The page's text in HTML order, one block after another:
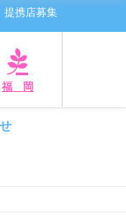
提携店募集
福 岡